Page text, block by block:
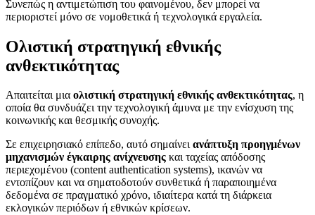
Συνεπώς η αντιμετώπιση του φαινομένου, δεν μπορεί να
περιοριστεί μόνο σε νομοθετικά ή τεχνολογικά εργαλεία.
Ολιστική στρατηγική εθνικής
ανθεκτικότητας
Απαιτείται μια ολιστική στρατηγική εθνικής ανθεκτικότητας, η
οποία θα συνδυάζει την τεχνολογική άμυνα με την ενίσχυση της
κοινωνικής και θεσμικής συνοχής.
Σε επιχειρησιακό επίπεδο, αυτό σημαίνειανάπτυξη προηγμένων
μηχανισμών έγκαιρης ανίχνευσης και ταχείας απόδοσης
περιεχομένου (content authentication systems), ικανών να
εντοπίζουν και να σηματοδοτούν συνθετικά ή παραποιημένα
δεδομένα σε πραγματικό χρόνο, ιδιαίτερα κατά τη διάρκεια
εκλογικών περιόδων ή εθνικών κρίσεων.